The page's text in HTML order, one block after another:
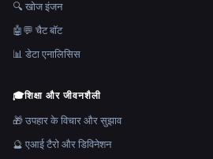
🔍 खोज इंजन
🤖💬 चैट बॉट
📊 डेटा एनालिसिस
🎓शिक्षा और जीवनशैली
🎁 उपहार के विचार और सुझाव
🔮 एआई टैरो और डिविनेशन